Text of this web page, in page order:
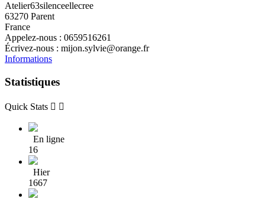
Atelier63silenceellecree
63270 Parent
France
Appelez-nous : 0659516261
Écrivez-nous : mijon.sylvie@orange.fr
Informations
Statistiques
Quick Stats  
En ligne
16
Hier
1667